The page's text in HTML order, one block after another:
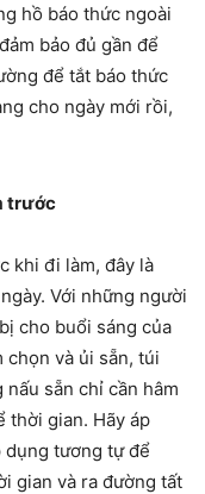
hồ báo thức ngoài
bảo đủ gần để
để tắt báo thức
cho ngày mới rồi,
trước
khi đi làm, đây là
Với những người
cho buổi sáng của
chọn và ủi sẵn, túi
nấu sẵn chỉ cần hâm
thời gian. Hãy áp
dụng tương tự để
gian và ra đường tất